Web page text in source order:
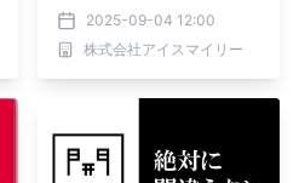
度を飛躍させる『高品質デ
ータ』とROI最大化を実現
する『設計思想・社内展
説！
2025-09-04 12:00
株式会社アイスマイリー